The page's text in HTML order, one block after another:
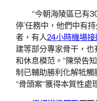
“今朝海陵區已有
停’任務中，他們中有
者，有人24小時機場接
建等部分專家骨干，
和休息模范。”陳榮告
制已輔助勝利化解牴
“骨頭案”獲得本質性處